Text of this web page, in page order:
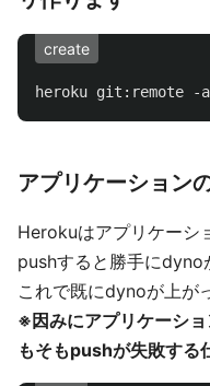
create
heroku git:remote -a
アプリケーション
Herokuはアプリケーシ
pushすると勝手にdyno
これで既にdynoが上が
※因みにアプリケーシ
もそもpushが失敗する